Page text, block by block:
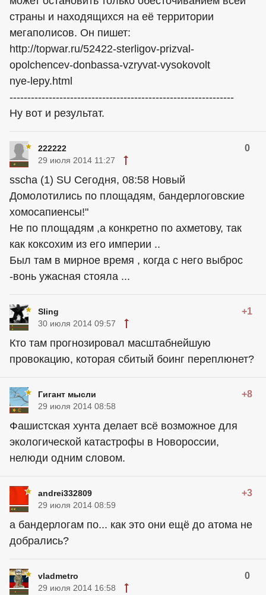
страны и находящихся на её территории
мегаполисов. Он пишет:
http://topwar.ru/52422-sterligov-prizval-
opolchencev-donbassa-vzryvat-vysokovolt
nye-lepy.html
---------------------------------------------------------------
Ну вот и результат.
222222 0
29 июля 2014 11:27
sscha (1) SU Сегодня, 08:58 Новый
Домолотились по площадям, бандерлоговские
хомосапиенсы!"
Не по площадям ,а конкретно по ахметову, так
как коксохим из его империи ..
Был там в мирное время , когда с него выброс
-вонь ужасная стояла ...
Sling +1
30 июля 2014 09:57
Кто там прогнозировал масштабнейшую
провокацию, которая сбитый боинг переплюнет?
Гигант мысли +8
29 июля 2014 08:58
Фашистская хунта делает всё возможное для
экологической катастрофы в Новороссии,
нелюди одним словом.
andrei332809 +3
29 июля 2014 08:59
а бандерлогам по... как это они ещё до атома не
добрались?
vladmetro 0
29 июля 2014 16:58